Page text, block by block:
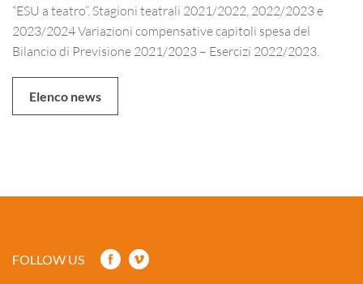
“ESU a teatro”. Stagioni teatrali 2021/2022, 2022/2023 e
2023/2024 Variazioni compensative capitoli spesa del
Bilancio di Previsione 2021/2023 – Esercizi 2022/2023.
Elenco news
FOLLOW US